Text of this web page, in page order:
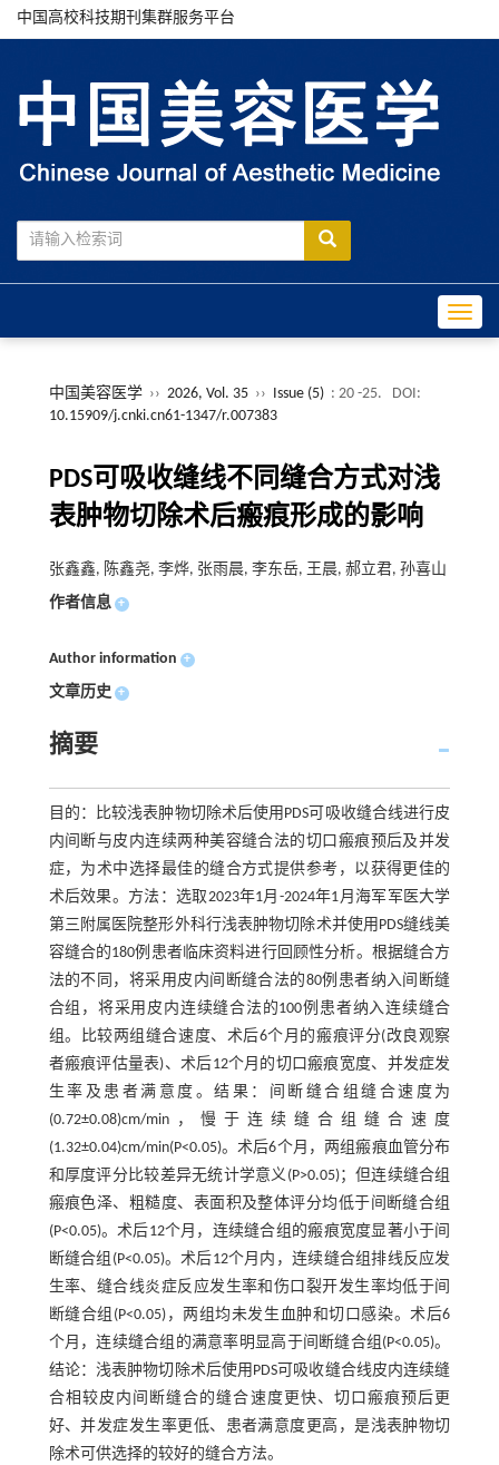
中国高校科技期刊集群服务平台
中国美容医学 ›› 2026, Vol. 35 ›› Issue (5) : 20 -25.
DOI:
10.15909/j.cnki.cn61-1347/r.007383
PDS可吸收缝线不同缝合方式对浅
表肿物切除术后瘢痕形成的影响
张鑫鑫, 陈鑫尧, 李烨, 张雨晨, 李东岳, 王晨, 郝立君, 孙喜山
作者信息 +
Author information +
文章历史 +
摘要
目的：比较浅表肿物切除术后使用PDS可吸收缝合线进行皮
内间断与皮内连续两种美容缝合法的切口瘢痕预后及并发
症，为术中选择最佳的缝合方式提供参考，以获得更佳的
术后效果。方法：选取2023年1月-2024年1月海军军医大学
第三附属医院整形外科行浅表肿物切除术并使用PDS缝线美
容缝合的180例患者临床资料进行回顾性分析。根据缝合方
法的不同，将采用皮内间断缝合法的80例患者纳入间断缝
合组，将采用皮内连续缝合法的100例患者纳入连续缝合
组。比较两组缝合速度、术后6个月的瘢痕评分(改良观察
者瘢痕评估量表)、术后12个月的切口瘢痕宽度、并发症发
生率及患者满意度。结果：间断缝合组缝合速度为
(0.72±0.08)cm/min，慢于连续缝合组缝合速度
(1.32±0.04)cm/min(P<0.05)。术后6个月，两组瘢痕血管分布
和厚度评分比较差异无统计学意义(P>0.05)；但连续缝合组
瘢痕色泽、粗糙度、表面积及整体评分均低于间断缝合组
(P<0.05)。术后12个月，连续缝合组的瘢痕宽度显著小于间
断缝合组(P<0.05)。术后12个月内，连续缝合组排线反应发
生率、缝合线炎症反应发生率和伤口裂开发生率均低于间
断缝合组(P<0.05)，两组均未发生血肿和切口感染。术后6
个月，连续缝合组的满意率明显高于间断缝合组(P<0.05)。
结论：浅表肿物切除术后使用PDS可吸收缝合线皮内连续缝
合相较皮内间断缝合的缝合速度更快、切口瘢痕预后更
好、并发症发生率更低、患者满意度更高，是浅表肿物切
除术可供选择的较好的缝合方法。